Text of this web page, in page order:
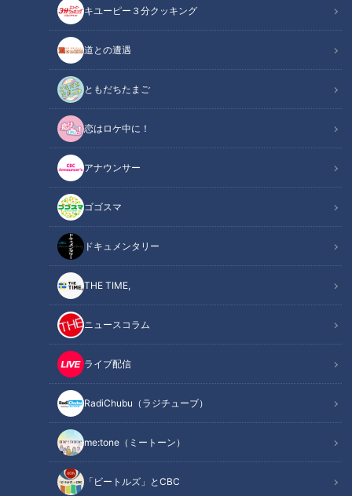
キユーピー３分クッキング
道との遭遇
ともだちたまご
恋はロケ中に！
アナウンサー
ゴゴスマ
ドキュメンタリー
THE TIME,
ニュースコラム
ライブ配信
RadiChubu（ラジチューブ）
me:tone（ミートーン）
「ビートルズ」とCBC
ドキュメンタリー
ピエロと呼ばれた息子
魚鱗癬は皮膚が乾燥して、うろこ状になり、剥がれ落ちる病気
で、中でも道化師様魚鱗癬は症状が最も重く、国内では、30
万人に1人と言われている難病です。
この配信は、道化師様魚鱗癬（どうけしようぎょりんせん）と
闘う濵口賀久くん（６）を取材したドキュメンタリー番組で
GWに家族でお出かけした時の様子、そして連休明けの賀久く
んへのインタビューをお届けします。学校での様子は…
撮影：両親
両親のブログ「産まれてすぐピエロと呼ばれた息子」
https://ameblo.jp/motherofclown/
この記事の画像を見る
この記事を見たあなたへのおすすめ